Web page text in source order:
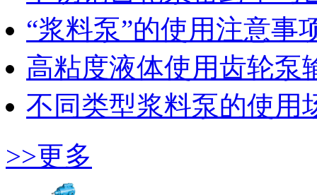
“浆料泵”的使用注意事
高粘度液体使用齿轮泵
不同类型浆料泵的使用
>>更多